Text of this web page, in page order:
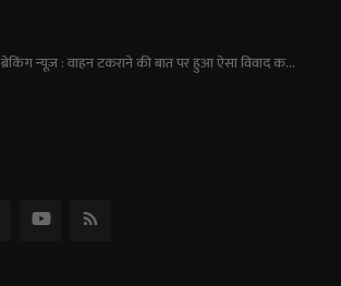
ब्रेकिंग न्यूज़ : वाहन टकराने की बात पर हुआ ऐसा विवाद क...